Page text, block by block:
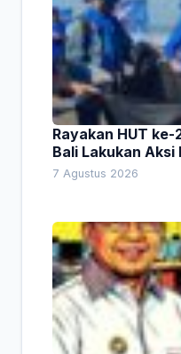
Rayakan HUT
Bali Lakukan
Lingkungan
7 Agustus 2026